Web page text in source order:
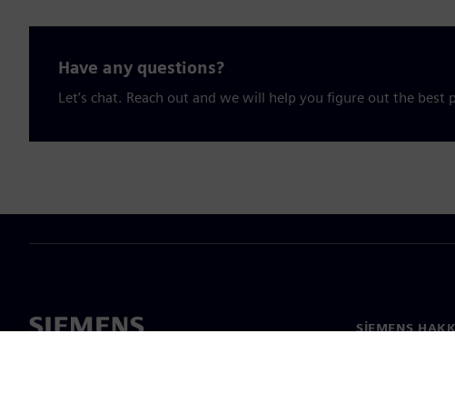
Have any questions?
Let’s chat. Reach out and we will help you figure out the best
SIEMENS